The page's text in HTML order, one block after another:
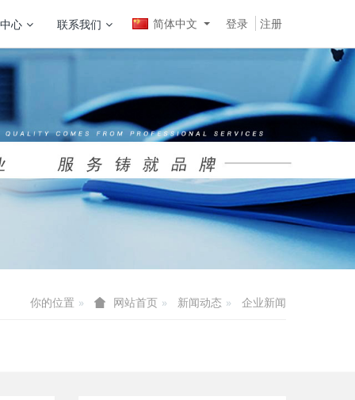
登录 注册
简体中文
心 联系我们
你的位置 网站首页 新闻动态 企业新闻